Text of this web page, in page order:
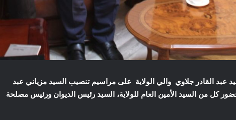
05-01-2022 ، أشرف السيد عبد القادر جلاوي والي الولاية على مراسيم تنصيب السيد مزياني عبد
كل من السيد الأمين العام للولاية، السيد رئيس الديوان ورئيس مصلحة